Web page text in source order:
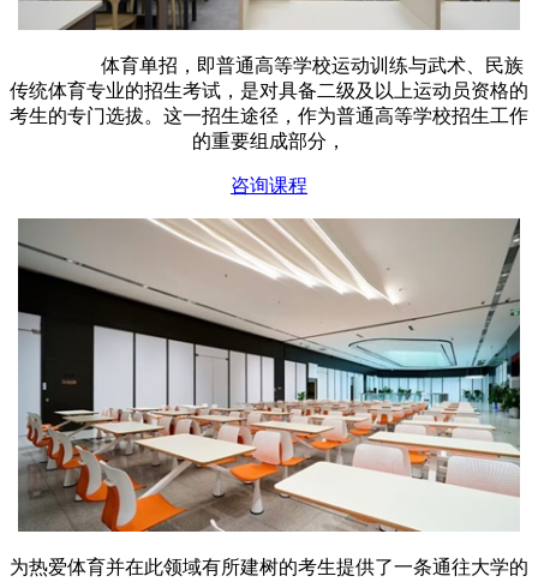
体育单招，即普通高等学校运动训练与武术、民族
传统体育专业的招生考试，是对具备二级及以上运动员资格的
考生的专门选拔。这一招生途径，作为普通高等学校招生工作
的重要组成部分，
咨询课程
为热爱体育并在此领域有所建树的考生提供了一条通往大学的